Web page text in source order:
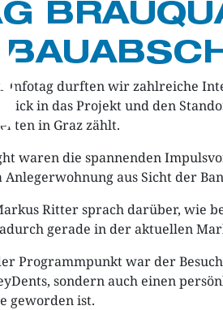
Infotag durften wir zahlreiche
in das Projekt und den
in Graz zählt.
waren die spannenden
Anlegerwohnung aus Sicht der
Ritter sprach darüber, wie
gerade in der aktuellen
Programmpunkt war der
sondern auch einen
geworden ist.